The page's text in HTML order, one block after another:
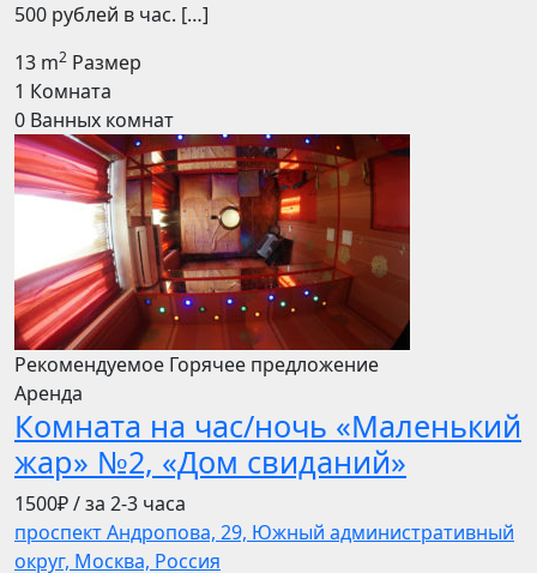
500 рублей в час. […]
13 m2 Размер
1 Комната
0 Ванных комнат
Рекомендуемое Горячее предложение
Аренда
Комната на час/ночь «Маленький
жар» №2, «Дом свиданий»
1500₽/ за 2-3 часа
проспект Андропова, 29, Южный административный
округ, Москва, Россия